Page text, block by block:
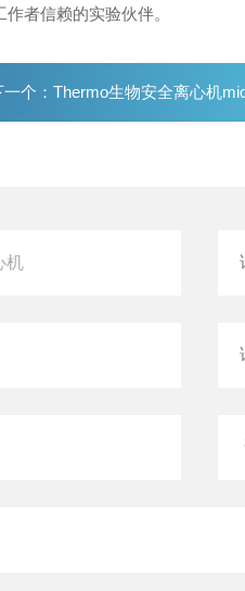
者信赖的实验伙伴。
个： Thermo生物安全离心机